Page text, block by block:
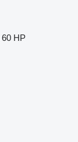
60 HP